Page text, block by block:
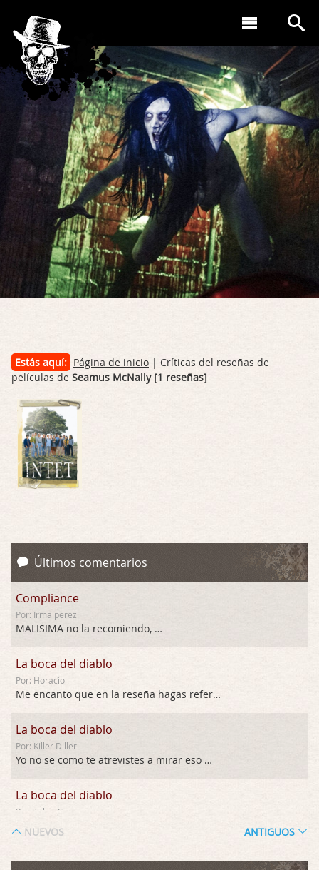
Estás aquí: Página de inicio | Críticas del reseñas de
películas de Seamus McNally [1 reseñas]
Últimos comentarios
Compliance
Por: Irma perez
MALISIMA no la recomiendo, …
La boca del diablo
Por: Horacio
Me encanto que en la reseña hagas referen …
La boca del diablo
Por: Killer Diller
Yo no se como te atrevistes a mirar eso …
La boca del diablo
Por: Talan Gwynek
La Odisea
NUEVOS ANTIGUOS